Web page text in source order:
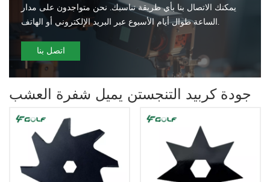
يمكنك الاتصال بنا بأي طريقة تناسبك. نحن متواجدون على مدار
الساعة طوال أيام الأسبوع عبر البريد الإلكتروني أو الهاتف.
اتصل بنا
جودة كربيد التنجستن يميل شفرة العشب